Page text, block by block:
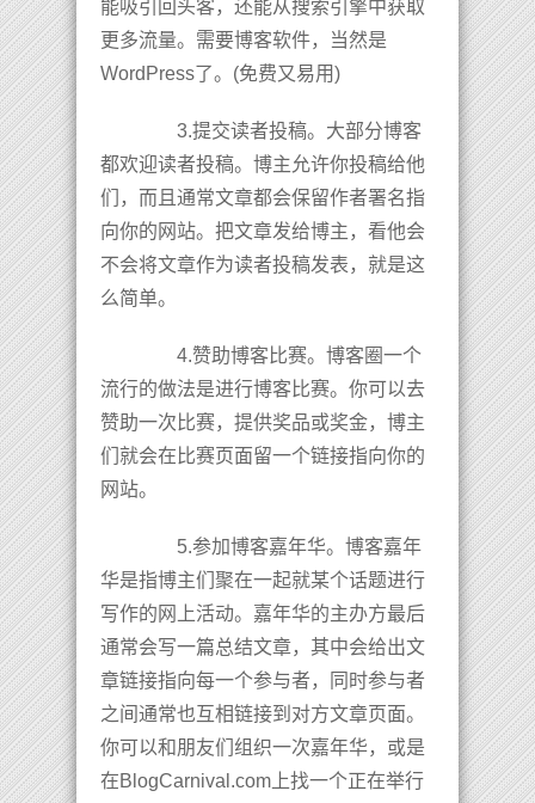
能吸引回头客，还能从搜索引擎中获取
更多流量。需要博客软件，当然是
WordPress了。(免费又易用)
3.提交读者投稿。大部分博客
都欢迎读者投稿。博主允许你投稿给他
们，而且通常文章都会保留作者署名指
向你的网站。把文章发给博主，看他会
不会将文章作为读者投稿发表，就是这
么简单。
4.赞助博客比赛。博客圈一个
流行的做法是进行博客比赛。你可以去
赞助一次比赛，提供奖品或奖金，博主
们就会在比赛页面留一个链接指向你的
网站。
5.参加博客嘉年华。博客嘉年
华是指博主们聚在一起就某个话题进行
写作的网上活动。嘉年华的主办方最后
通常会写一篇总结文章，其中会给出文
章链接指向每一个参与者，同时参与者
之间通常也互相链接到对方文章页面。
你可以和朋友们组织一次嘉年华，或是
在BlogCarnival.com上找一个正在举行